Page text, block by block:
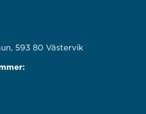
593 80 Västervik